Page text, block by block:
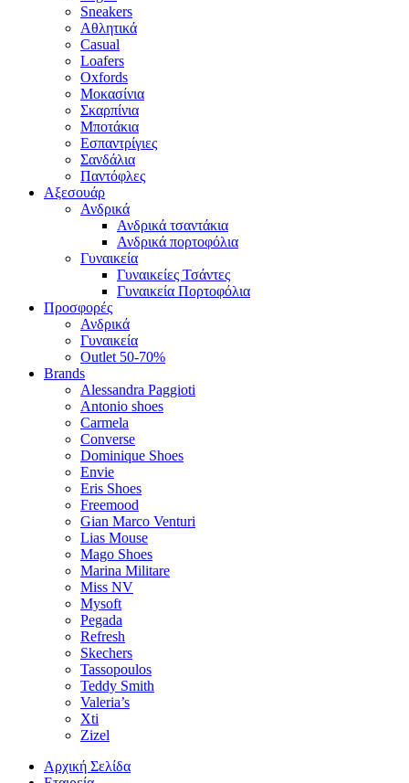
Sneakers
Αθλητικά
Casual
Loafers
Oxfords
Μοκασίνια
Σκαρπίνια
Μποτάκια
Εσπαντρίγιες
Σανδάλια
Παντόφλες
Αξεσουάρ
Ανδρικά
Ανδρικά τσαντάκια
Ανδρικά πορτοφόλια
Γυναικεία
Γυναικείες Τσάντες
Γυναικεία Πορτοφόλια
Προσφορές
Ανδρικά
Γυναικεία
Outlet 50-70%
Brands
Alessandra Paggioti
Antonio shoes
Carmela
Converse
Dominique Shoes
Envie
Eris Shoes
Freemood
Gian Marco Venturi
Lias Mouse
Mago Shoes
Marina Militare
Miss NV
Mysoft
Pegada
Refresh
Skechers
Tassopoulos
Teddy Smith
Valeria’s
Xti
Zizel
Αρχική Σελίδα